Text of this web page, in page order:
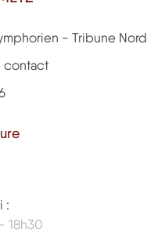
- Tribune Nord
contact
:
18h30